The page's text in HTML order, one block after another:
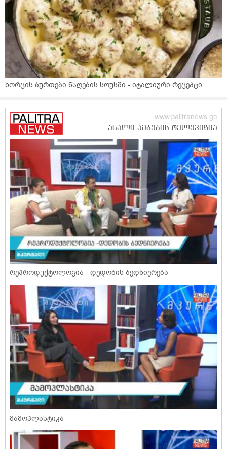
ხორცის ბურთები ნაღების სოუსში - იტალიური რეცეპტი
რეპროდუქტოლოგია - დედობის ბედნიერება
მამოპლასტიკა